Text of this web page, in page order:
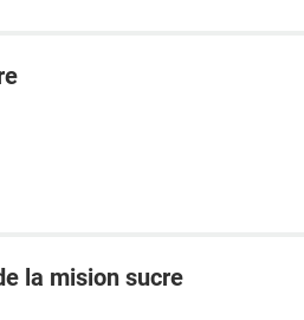
la mision sucre